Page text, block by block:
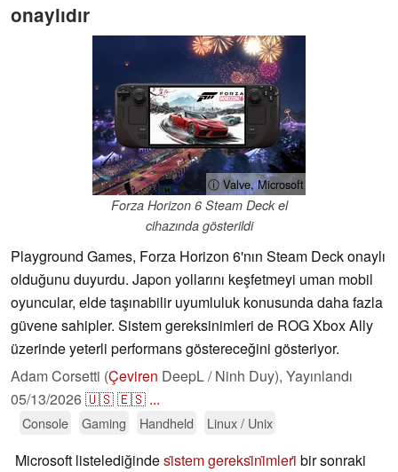
onaylıdır
ⓘ Valve, Microsoft
Forza Horizon 6 Steam Deck el
cihazında gösterildi
Playground Games, Forza Horizon 6'nın Steam Deck onaylı
olduğunu duyurdu. Japon yollarını keşfetmeyi uman mobil
oyuncular, elde taşınabilir uyumluluk konusunda daha fazla
güvene sahipler. Sistem gereksinimleri de ROG Xbox Ally
üzerinde yeterli performans göstereceğini gösteriyor.
Adam Corsetti (Çeviren DeepL / Ninh Duy), Yayınlandı
05/13/2026🇺🇸🇪🇸 ...
Console Gaming Handheld Linux / Unix
Microsoft listelediğindesi̇stem gereksi̇ni̇mleri̇ bir sonraki